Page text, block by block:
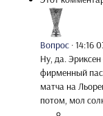
Вопрос ·14:16
Ну, да.
фирменный пас
матча на
потом, мол